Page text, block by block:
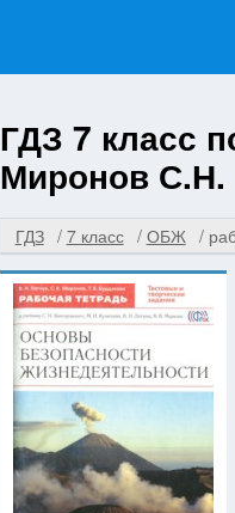
ГДЗ 7 класс
Миронов С.Н.
ГДЗ 7 класс ОБЖ